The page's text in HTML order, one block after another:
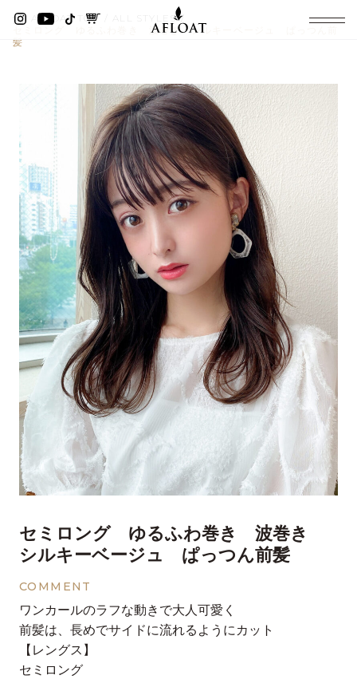
AFLOAT TOP
ALL STYLES
セミロング ゆるふわ巻き 波巻き シルキーベージュ ぱっつん前
髪
セミロング ゆるふわ巻き 波巻き
シルキーベージュ ぱっつん前髪
COMMENT
ワンカールのラフな動きで大人可愛く
前髪は、長めでサイドに流れるようにカット
【レングス】
⁡セミロング